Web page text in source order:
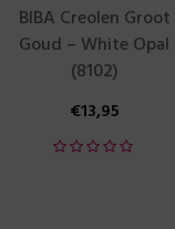
BIBA Creolen Groot
Goud – White Opal
(8102)
€13,95